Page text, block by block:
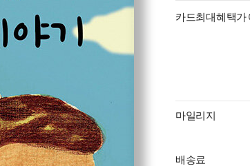
카드최대혜택가
마일리지
배송료